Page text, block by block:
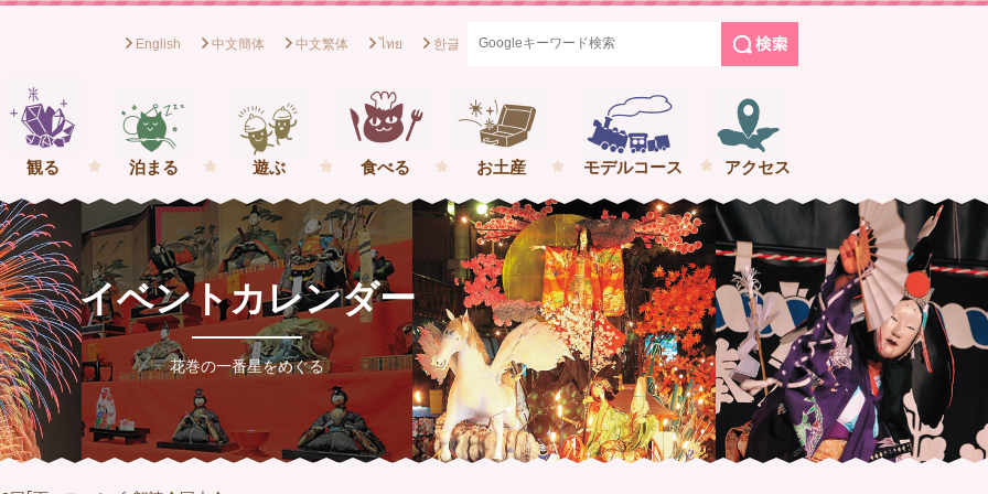
社団法人花巻観光協会[岩手県花巻市] イーハトーブの一番星をめぐる花巻の旅
English 中文簡体 中文繁体 ไทย 한글
観る 泊まる 遊ぶ 食べる お土産 モデルコース アクセス
イベントカレンダー
花巻の一番星をめぐる